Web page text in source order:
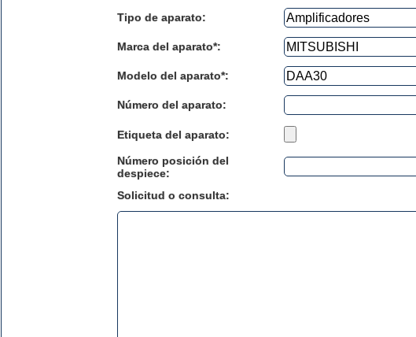
Tipo de aparato:
Marca del aparato*:
Modelo del aparato*:
Número del aparato:
Etiqueta del aparato:
Número posición del
despiece:
Solicitud o consulta: